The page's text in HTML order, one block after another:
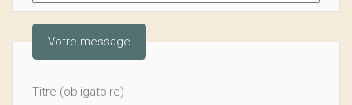
Votre message
Titre (obligatoire)